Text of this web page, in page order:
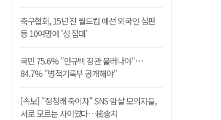
축구협회, 15년 전 월드컵 예선 외국인 심판
등 10여명에 '성 접대'
국민 75.6% "안규백 장관 물러나야"…
84.7% "병적기록부 공개해야"
[속보] "정청래 죽이자" SNS 암살 모의자들,
서로 모르는 사이였다…檢송치